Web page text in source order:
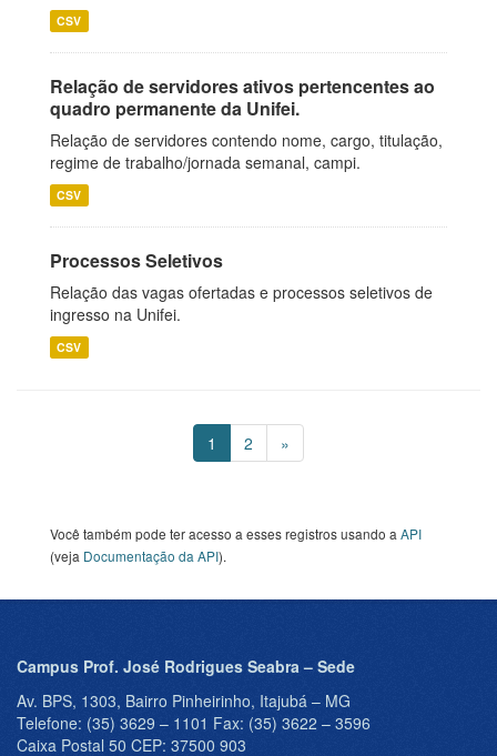
CSV
Relação de servidores ativos pertencentes ao
quadro permanente da Unifei.
Relação de servidores contendo nome, cargo, titulação,
regime de trabalho/jornada semanal, campi.
CSV
Processos Seletivos
Relação das vagas ofertadas e processos seletivos de
ingresso na Unifei.
CSV
1 2 »
Você também pode ter acesso a esses registros usando a API
(veja Documentação da API).
Campus Prof. José Rodrigues Seabra – Sede
Av. BPS, 1303, Bairro Pinheirinho, Itajubá – MG
Telefone: (35) 3629 – 1101 Fax: (35) 3622 – 3596
Caixa Postal 50 CEP: 37500 903